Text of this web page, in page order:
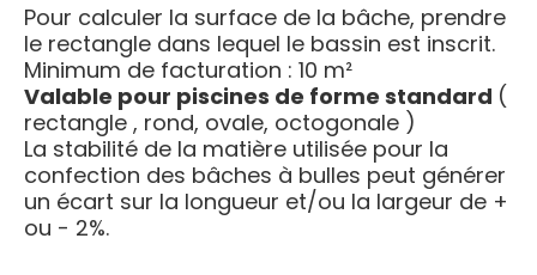
Pour calculer la surface de la bâche, prendre
le rectangle dans lequel le bassin est inscrit.
Minimum de facturation : 10 m²
Valable pour piscines de forme standard (
rectangle , rond, ovale, octogonale )
La stabilité de la matière utilisée pour la
confection des bâches à bulles peut générer
un écart sur la longueur et/ou la largeur de +
ou - 2%.